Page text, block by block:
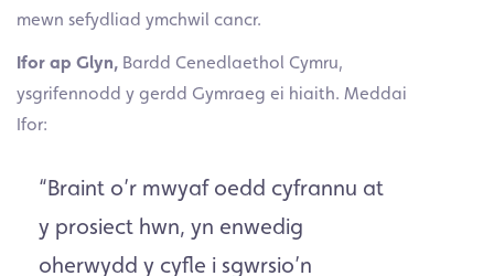
mewn sefydliad ymchwil cancr.
Ifor ap Glyn, Bardd Cenedlaethol Cymru,
ysgrifennodd y gerdd Gymraeg ei hiaith. Meddai
Ifor:
“Braint o’r mwyaf oedd cyfrannu at
y prosiect hwn, yn enwedig
oherwydd y cyfle i sgwrsio’n